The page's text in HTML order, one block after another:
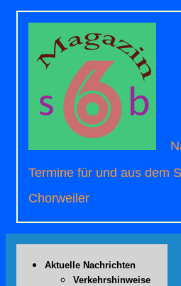
Termine für und aus dem
Chorweiler
Aktuelle Nachrichten
Verkehrshinweise